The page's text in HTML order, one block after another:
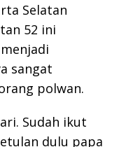
Selatan
52 ini
sangat
polwan.
Sudah ikut
dulu papa